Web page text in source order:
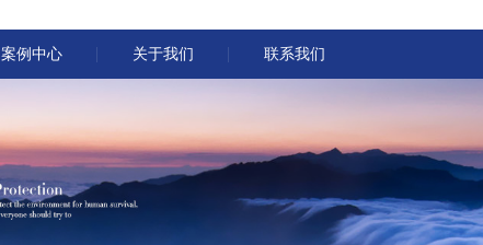
案例中心 关于我们 联系我们